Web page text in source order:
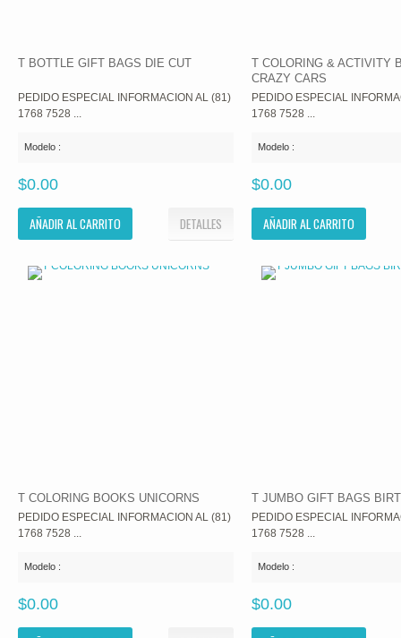
T BOTTLE GIFT BAGS DIE CUT
PEDIDO ESPECIAL INFORMACION AL (81)
1768 7528 ...
Modelo :
$0.00
DETALLES
AÑADIR AL CARRITO
T COLORING & ACTIVITY
CRAZY CARS
PEDIDO ESPECIAL
1768 7528 ...
Modelo :
$0.00
AÑADIR AL CARRITO
T COLORING BOOKS UNICORNS
PEDIDO ESPECIAL INFORMACION AL (81)
1768 7528 ...
Modelo :
$0.00
T JUMBO GIFT BAGS
PEDIDO ESPECIAL
1768 7528 ...
Modelo :
$0.00